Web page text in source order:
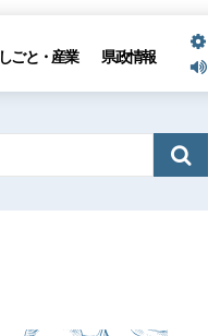
しごと・産業 県政情報